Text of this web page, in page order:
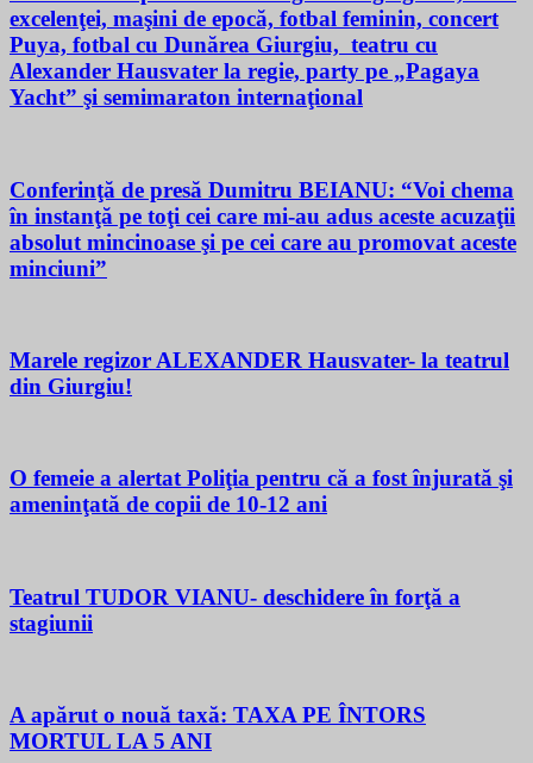
excelenţei, maşini de epocă, fotbal feminin, concert
Puya, fotbal cu Dunărea Giurgiu, teatru cu
Alexander Hausvater la regie, party pe „Pagaya
Yacht” şi semimaraton internaţional
Conferinţă de presă Dumitru BEIANU: “Voi chema
în instanţă pe toţi cei care mi-au adus aceste acuzaţii
absolut mincinoase şi pe cei care au promovat aceste
minciuni”
Marele regizor ALEXANDER Hausvater- la teatrul
din Giurgiu!
O femeie a alertat Poliţia pentru că a fost înjurată şi
ameninţată de copii de 10-12 ani
Teatrul TUDOR VIANU- deschidere în forţă a
stagiunii
A apărut o nouă taxă: TAXA PE ÎNTORS
MORTUL LA 5 ANI